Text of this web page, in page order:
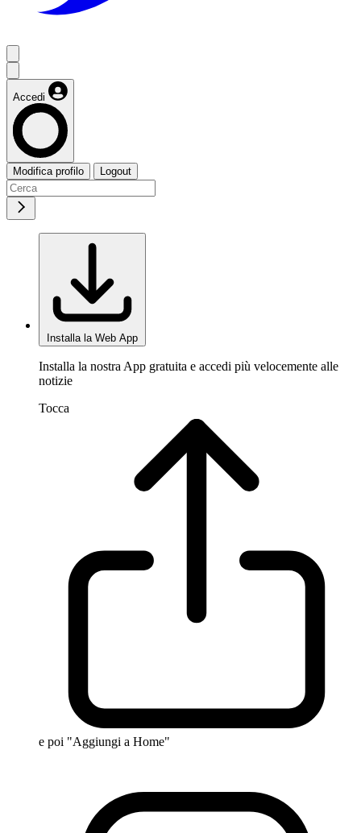
Accedi
Modifica profilo Logout
Installa la Web App
Installa la nostra App gratuita e accedi più velocemente alle
notizie
Tocca
e poi "Aggiungi a Home"